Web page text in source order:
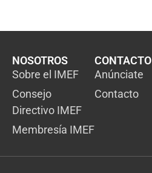
NOSOTROS
Sobre el IMEF
Consejo
Directivo IMEF
Membresía IMEF
CONTACTO
Anúnciate
Contacto